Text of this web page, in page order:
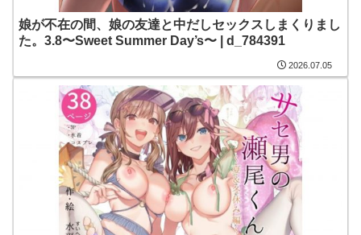
娘が不在の間、娘の友達と中だしセックスしまくりまし
た。3.8〜Sweet Summer Day’s〜 | d_784391
2026.07.05